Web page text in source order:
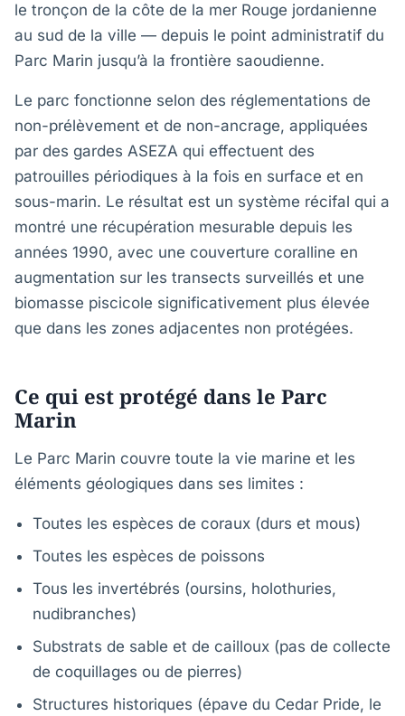
le tronçon de la côte de la mer Rouge jordanienne
au sud de la ville — depuis le point administratif du
Parc Marin jusqu’à la frontière saoudienne.
Le parc fonctionne selon des réglementations de
non-prélèvement et de non-ancrage, appliquées
par des gardes ASEZA qui effectuent des
patrouilles périodiques à la fois en surface et en
sous-marin. Le résultat est un système récifal qui a
montré une récupération mesurable depuis les
années 1990, avec une couverture coralline en
augmentation sur les transects surveillés et une
biomasse piscicole significativement plus élevée
que dans les zones adjacentes non protégées.
Ce qui est protégé dans le Parc
Marin
Le Parc Marin couvre toute la vie marine et les
éléments géologiques dans ses limites :
Toutes les espèces de coraux (durs et mous)
Toutes les espèces de poissons
Tous les invertébrés (oursins, holothuries,
nudibranches)
Substrats de sable et de cailloux (pas de collecte
de coquillages ou de pierres)
Structures historiques (épave du Cedar Pride, le